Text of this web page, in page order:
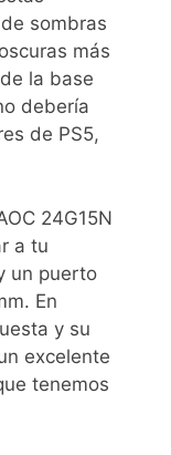
sombras
más
la base
debería
de PS5,
24G15N
a tu
un puerto
En
y su
excelente
tenemos